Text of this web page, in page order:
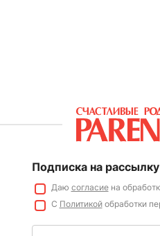
Подписка на рассылку
Даю согласиена
С Политикойобработки